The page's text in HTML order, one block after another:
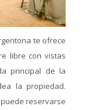
te ofrece
libre con vistas
principal de la
la propiedad.
reservarse